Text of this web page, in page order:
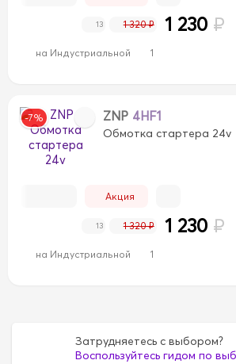
на Индустриальной 1
13 1 320 ₽ 1 230 ₽
-7% ZNP 4HF1
Обмотка стартера 24v
Акция
на Индустриальной 1
13 1 320 ₽ 1 230 ₽
Затрудняетесь с выбором?
Воспользуйтесь гидом по